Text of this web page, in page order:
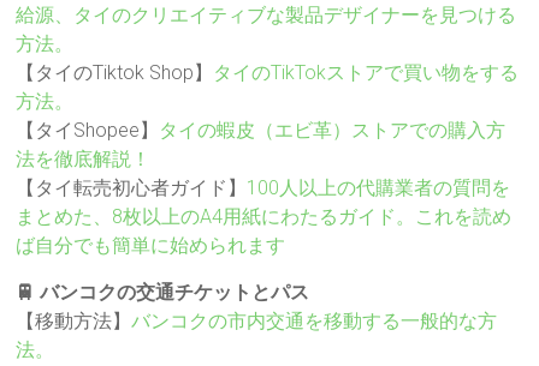
給源、タイのクリエイティブな製品デザイナーを見つける
方法。
【タイのTiktok Shop】 タイのTikTokストアで買い物をする
方法。
【タイShopee】 タイの蝦皮（エビ革）ストアでの購入方
法を徹底解説！
【タイ転売初心者ガイド】 100人以上の代購業者の質問を
まとめた、8枚以上のA4用紙にわたるガイド。これを読め
ば自分でも簡単に始められます
🚆 バンコクの交通チケットとパス
【移動方法】バンコクの市内交通を移動する一般的な方
法。